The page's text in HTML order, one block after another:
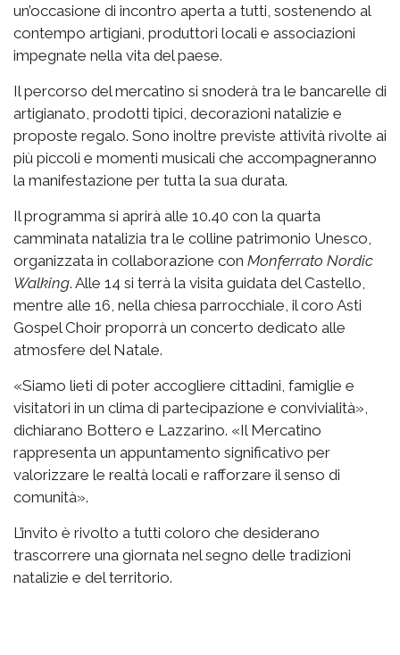
un’occasione di incontro aperta a tutti, sostenendo al
contempo artigiani, produttori locali e associazioni
impegnate nella vita del paese.
Il percorso del mercatino si snoderà tra le bancarelle di
artigianato, prodotti tipici, decorazioni natalizie e
proposte regalo. Sono inoltre previste attività rivolte ai
più piccoli e momenti musicali che accompagneranno
la manifestazione per tutta la sua durata.
Il programma si aprirà alle 10.40 con la quarta
camminata natalizia tra le colline patrimonio Unesco,
organizzata in collaborazione con Monferrato Nordic
Walking. Alle 14 si terrà la visita guidata del Castello,
mentre alle 16, nella chiesa parrocchiale, il coro Asti
Gospel Choir proporrà un concerto dedicato alle
atmosfere del Natale.
«Siamo lieti di poter accogliere cittadini, famiglie e
visitatori in un clima di partecipazione e convivialità»,
dichiarano Bottero e Lazzarino. «Il Mercatino
rappresenta un appuntamento significativo per
valorizzare le realtà locali e rafforzare il senso di
comunità».
L’invito è rivolto a tutti coloro che desiderano
trascorrere una giornata nel segno delle tradizioni
natalizie e del territorio.